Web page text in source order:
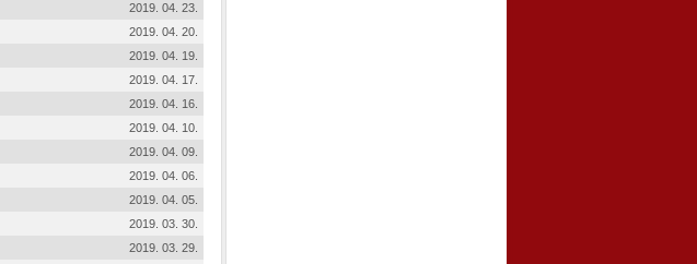
2019. 04. 23.
2019. 04. 20.
2019. 04. 19.
2019. 04. 17.
2019. 04. 16.
2019. 04. 10.
2019. 04. 09.
2019. 04. 06.
2019. 04. 05.
2019. 03. 30.
2019. 03. 29.